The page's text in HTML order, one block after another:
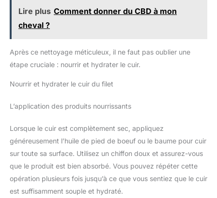
Lire plus Comment donner du CBD à mon
cheval ?
Après ce nettoyage méticuleux, il ne faut pas oublier une
étape cruciale : nourrir et hydrater le cuir.
Nourrir et hydrater le cuir du filet
L’application des produits nourrissants
Lorsque le cuir est complètement sec, appliquez
généreusement l’huile de pied de boeuf ou le baume pour cuir
sur toute sa surface. Utilisez un chiffon doux et assurez-vous
que le produit est bien absorbé. Vous pouvez répéter cette
opération plusieurs fois jusqu’à ce que vous sentiez que le cuir
est suffisamment souple et hydraté.